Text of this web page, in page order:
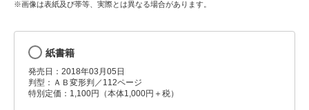
※画像は表紙及び帯等、実際とは異なる場合があります。
紙書籍
発売日：2018年03月05日
判型：ＡＢ変形判／112ページ
特別定価：1,100円（本体1,000円＋税）